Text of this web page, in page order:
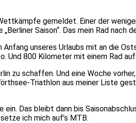
gemeldet. Einer der
Saison“. Das mein Rad
unseres Urlaubs mit an die
800 Kilometer mit einem Rad
zu schaffen. Und eine Woche
Triathlon aus meiner Liste
Das bleibt dann bis
ich mich auf’s MTB.